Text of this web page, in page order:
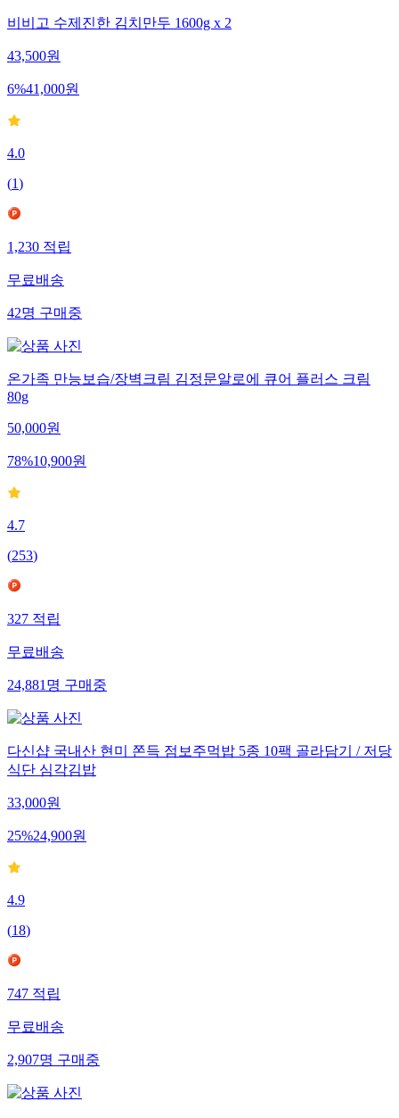
비비고 수제진한 김치만두 1600g x 2
43,500원
6%41,000원
4.0
(1)
1,230적립
무료배송
42명구매중
온가족 만능보습/장벽크림 김정문알로에 큐어 플러스 크림
80g
50,000원
78%10,900원
4.7
(253)
327적립
무료배송
24,881명구매중
다신샵 국내산 현미 쫀득 점보주먹밥 5종 10팩 골라담기 / 저당
식단 심각김밥
33,000원
25%24,900원
4.9
(18)
747적립
무료배송
2,907명구매중